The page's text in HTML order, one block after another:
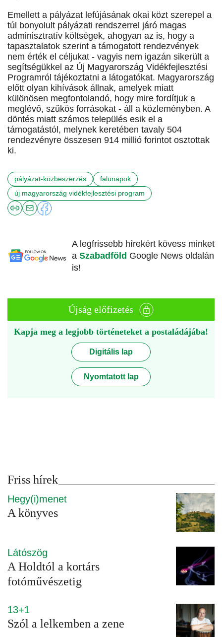
Emellett a pályázat lefújásának okai közt szerepel a
túl bonyolult pályázati rendszerrel járó magas
adminisztratív költségek, ahogyan az is, hogy a
tapasztalatok szerint a támogatott rendezvények
nem érték el céljukat - vagyis nem igazán sikerült a
segítségükkel az Új Magyarország Vidékfejlesztési
Programról tájékoztatni a látogatókat. Magyarország
előtt olyan kihívások állnak, amelyek miatt
különösen megfontolandó, hogy mire fordítjuk a
meglévő, szűkös forrásokat - áll a közleményben. A
döntés miatt számos település esik el a
támogatástól, melynek keretében tavaly 504
rendezvényre összesen 914 millió forintot osztottak
ki.
pályázat-közbeszerzés
falunapok
új magyarország vidékfejlesztési program
A legfrissebb hírekért kövess minket
a Szabadföld Google News oldalán
is!
Újság előfizetés
Kapja meg a legjobb történeteket a postaládájába!
Digitális lap
Nyomtatott lap
Friss hírek
Hegy(i)menet
A könyves
Látószög
A Holdtól a kortárs
fotóművészetig
13+1
Szól a lelkemben a zene